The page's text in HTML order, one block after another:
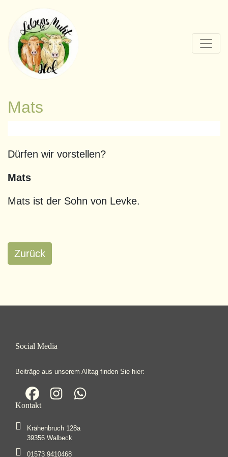
Mats
Dürfen wir vorstellen?
Mats
Mats ist der Sohn von Levke.
Zurück
Social Media
Beiträge aus unserem Alltag finden Sie hier:
Kontakt
Krähenbruch 128a
39356 Walbeck
01573 9410468